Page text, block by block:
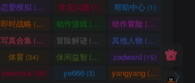
恋爱模拟 (101) 常见问题 (1) 帮助中心(1)
即时战略 (14) 动作游戏 (33) 动作冒险 (336)
写真合集 (370) 冒险解谜 (30) 其他人物 (661)
体育 (34) 休闲益智 (69) zedward (15)
yesmola(38) ye666 (3) yangyang (86)